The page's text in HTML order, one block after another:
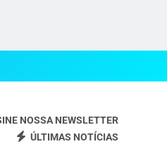
NOSSA NEWSLETTER
ÚLTIMAS NOTÍCIAS